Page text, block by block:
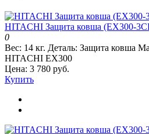
HITACHI Защита ковша (EX300-
0
Вес: 14 кг. Деталь: Защита ковша
HITACHI EX300
Цена: 3 780 руб.
Купить